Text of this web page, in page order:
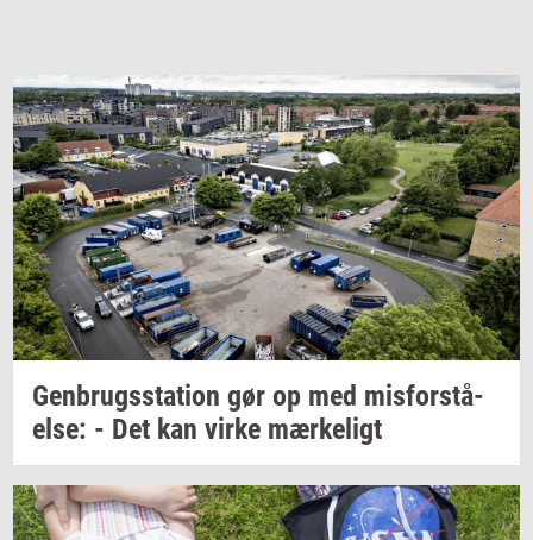
Gen­brugs­sta­tion gør op med mis­for­stå­
el­se: - Det kan virke mær­ke­ligt